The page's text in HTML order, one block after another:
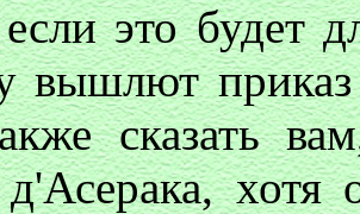
это будет
вышлют
сказать
д'Асерака, хотя